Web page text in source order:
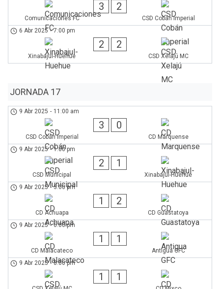
Comunicaciones FC
3 2
CSD Cobán Imperial
6 Abr 2025 - 7:00 pm
Xinabajul-Huehue
2 2
CSD Xelajú MC
JORNADA 17
9 Abr 2025 - 11:00 am
CSD Cobán Imperial
3 0
CD Marquense
9 Abr 2025 - 1:00 pm
CSD Municipal
2 1
Xinabajul-Huehue
9 Abr 2025 - 3:00 pm
CD Achuapa
1 2
CD Guastatoya
9 Abr 2025 - 6:00 pm
CD Malacateco
1 1
Antigua GFC
9 Abr 2025 - 8:00 pm
1 1